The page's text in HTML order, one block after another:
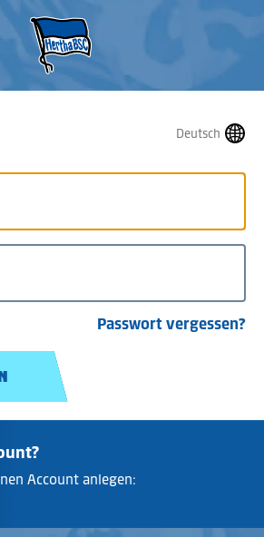
Deutsch
Passwort vergessen?
Account anlegen: